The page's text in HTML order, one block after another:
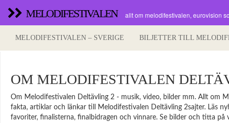
MELODIFESTIVALEN allt om melodifestivalen, eurovision
MELODIFESTIVALEN – SVERIGE BILJETTER TILL
OM MELODIFESTIVALEN
Om Melodifestivalen Deltävling 2 - musik, video, bilder mm. Allt om
fakta, artiklar och länkar till Melodifestivalen Deltävling 2sajter. Läs
favoriter, finalisterna, finalbidragen och vinnare. Se bilder och titta